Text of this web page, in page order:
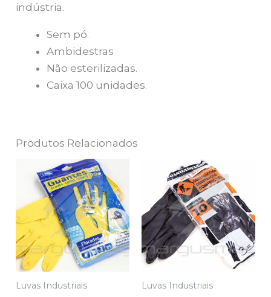
indústria.
Sem pó.
Ambidestras
Não esterilizadas.
Caixa 100 unidades.
Produtos Relacionados
Luvas Industriais Luvas Industriais